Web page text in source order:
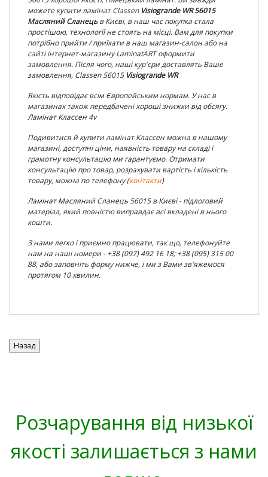
можете купити ламінатClassen Visiogrande WR56015
Масляний Сланецьв Києві, в наш час покупка стала
простішою, технології не стоять на місці, Вам для покупки
потрібно прийти / приїхати в наш магазин-салон або на
сайті інтернет-магазину LaminatARTоформити
замовлення. Після чого, наші кур'єри доставлять Ваше
замовлення, Classen 56015 Visiogrande WR
Якість відповідає всім Європейським нормам. У нас в
магазинах також передбачені хороші знижки від обсягу.
Ламінат Классен 4v
Подивитися й купити ламінат Классен можна в нашому
магазині, доступні ціни, наявність товару на складі і
грамотну консультацію ми гарантуємо. Отримати
консультацію про товар, розрахувати вартість і кількість
товару, можна по телефону (контакти)
ЛамінатМасляний Сланець 56015в Києві - підлоговий
матеріал, який повністю виправдає всі вкладені в нього
кошти.
З нами легко і приємно працювати, так що, телефонуйте
нам на наші номери - +38 (097) 492 16 18; +38 (095) 315 00
88, або заповніть форму нижче, і ми з Вами зв'яжемося
протягом 10 хвилин.
Розчарування від низької
якості залишається з нами